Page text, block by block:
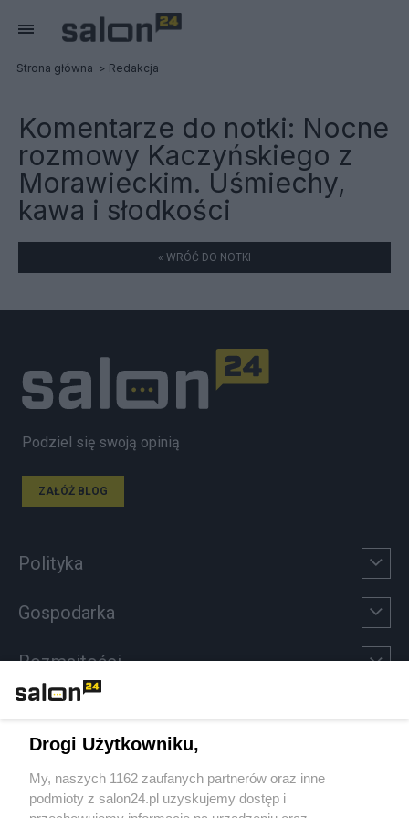
Strona główna Redakcja
Komentarze do notki: Nocne
rozmowy Kaczyńskiego z
Morawieckim. Uśmiechy,
kawa i słodkości
« WRÓĆ DO NOTKI
Podziel się swoją opinią
ZAŁÓŻ BLOG
Polityka
Gospodarka
Rozmaitości
Sport
Społeczeństwo
Drogi Użytkowniku,
My, naszych 1162 zaufanych partnerów oraz inne
podmioty z salon24.pl uzyskujemy dostęp i